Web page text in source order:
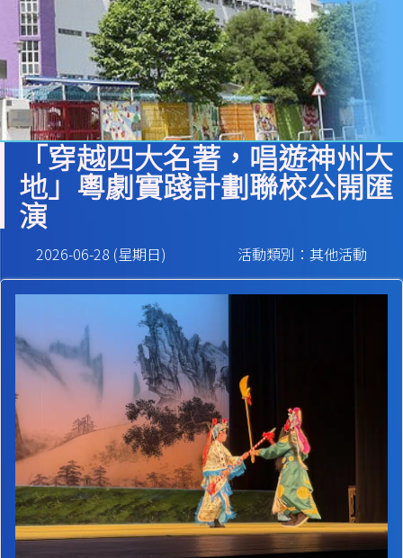
「穿越四大名著，唱遊神州大
地」粵劇實踐計劃聯校公開匯
演
2026-06-28 (星期日) 活動類別：其他活動